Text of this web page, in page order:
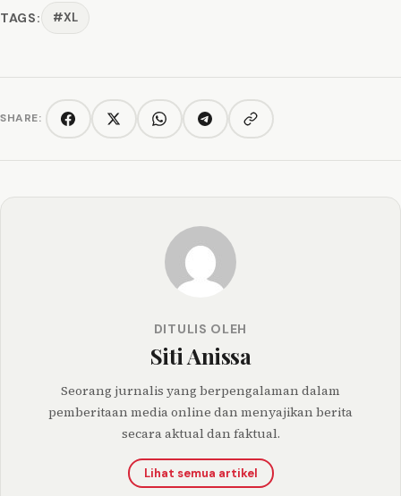
TAGS: #XL
SHARE: FacebookTwitter/XWhatsAppTelegramCopy link
DITULIS OLEH
Siti Anissa
Seorang jurnalis yang berpengalaman dalam
pemberitaan media online dan menyajikan berita
secara aktual dan faktual.
Lihat semua artikel